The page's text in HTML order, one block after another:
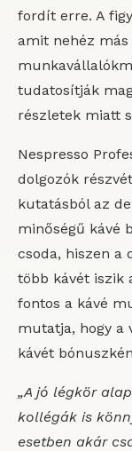
fordít erre. A
amit nehéz
tudatosítják
részletek miatt
Nespresso
dolgozók
kutatásból az
minőségű kávé
csoda, hiszen a
több kávét iszik
fontos a kávé
mutatja, hogy a
kávét
„A jó légkör
kollégák is
esetben akár